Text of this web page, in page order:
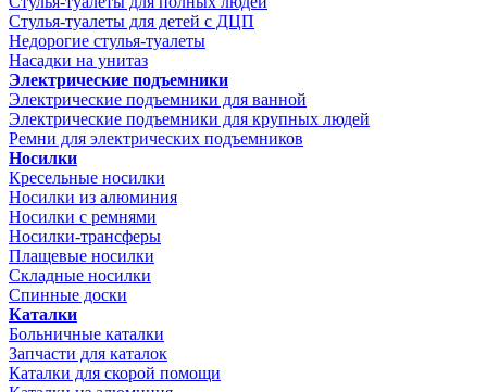
Стулья-туалеты для детей с ДЦП
Недорогие стулья-туалеты
Насадки на унитаз
Электрические подъемники
Электрические подъемники для ванной
Электрические подъемники для крупных людей
Ремни для электрических подъемников
Носилки
Кресельные носилки
Носилки из алюминия
Носилки с ремнями
Носилки-трансферы
Плащевые носилки
Складные носилки
Спинные доски
Каталки
Больничные каталки
Запчасти для каталок
Каталки для скорой помощи